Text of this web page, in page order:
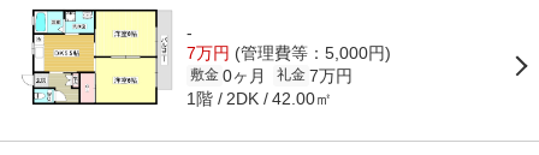
-
7万円 (管理費等：5,000円)
敷金 0ヶ月 礼金 7万円
1階 2DK 42.00㎡